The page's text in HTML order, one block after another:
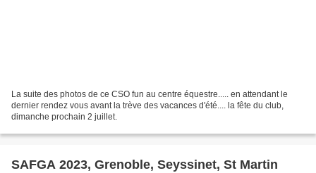
La suite des photos de ce CSO fun au centre équestre..... en attendant le
dernier rendez vous avant la trève des vacances d'été.... la fête du club,
dimanche prochain 2 juillet.
SAFGA 2023, Grenoble, Seyssinet, St Martin